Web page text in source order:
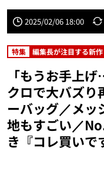
2025/02/06 18:00
特集 編集長が注目する新作
「もうお手上
クロで大バズり
ーバッグ／メッ
地もすごい／
き『コレ買い